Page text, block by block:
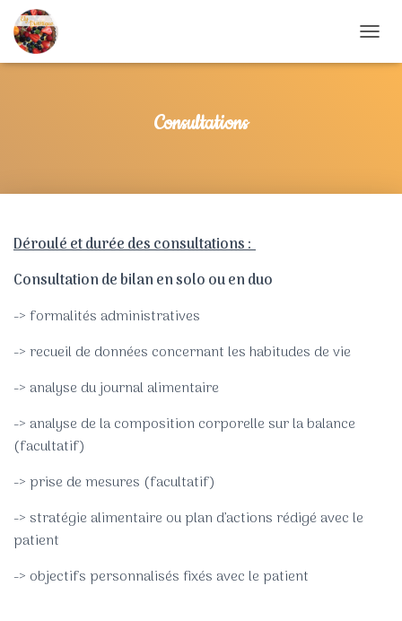
Consultations
Déroulé et durée des consultations :
Consultation de bilan en solo ou en duo
-> formalités administratives
-> recueil de données concernant les habitudes de vie
-> analyse du journal alimentaire
-> analyse de la composition corporelle sur la balance
(facultatif)
-> prise de mesures (facultatif)
-> stratégie alimentaire ou plan d’actions rédigé avec le
patient
-> objectifs personnalisés fixés avec le patient